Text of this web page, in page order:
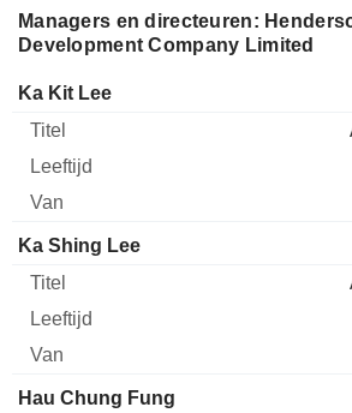
Managers en directeuren:
Development Company Limited
Bedrijfsleider
Ka Kit Lee
Ka Shing Lee
Hau Chung Fung